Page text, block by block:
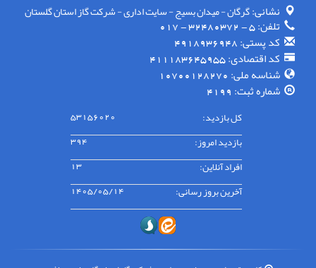
نشانی:گرگان - ميدان بسيج - سايت اداری - شركت گاز استان گلستان
تلفن: 5 - 32480372 - 017
کد پستی: 4918936948
کد اقتصادی: 411183645955
شناسه ملی: 10700128270
شماره ثبت: 4199
کل بازدید: 53156020
بازدید امروز: 394
افراد آنلاین: 13
آخرین بروز رسانی: 1405/05/14